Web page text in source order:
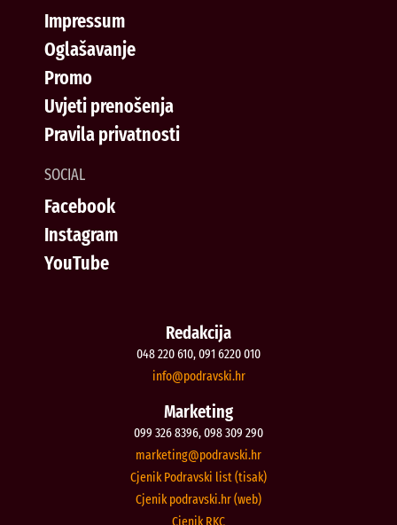
Impressum
Oglašavanje
Promo
Uvjeti prenošenja
Pravila privatnosti
SOCIAL
Facebook
Instagram
YouTube
Redakcija
048 220 610, 091 6220 010
rh.iksvardop
@ofni
Marketing
099 326 8396, 098 309 290
rh.iksvardop
@gnitekram
Cjenik Podravski list (tisak)
Cjenik podravski.hr (web)
Cjenik RKC